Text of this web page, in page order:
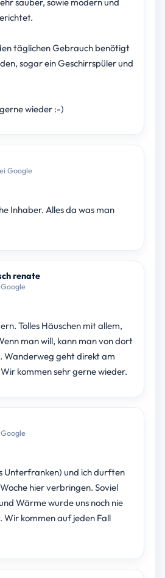
täglichen Gebrauch benötigt
sogar ein Geschirrspüler und
wieder :-)
Google
Inhaber. Alles da was man
renate
Tolles Häuschen mit allem,
man will, kann man von dort
Wanderweg geht direkt am
kommen sehr gerne wieder.
Unterfranken) und ich durften
hier verbringen. Soviel
Wärme wurde uns noch nie
kommen auf jeden Fall